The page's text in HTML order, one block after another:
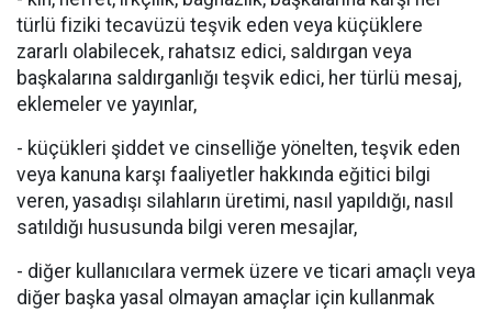
türlü fiziki tecavüzü teşvik eden veya küçüklere
zararlı olabilecek, rahatsız edici, saldırgan veya
başkalarına saldırganlığı teşvik edici, her türlü mesaj,
eklemeler ve yayınlar,
- küçükleri şiddet ve cinselliğe yönelten, teşvik eden
veya kanuna karşı faaliyetler hakkında eğitici bilgi
veren, yasadışı silahların üretimi, nasıl yapıldığı, nasıl
satıldığı hususunda bilgi veren mesajlar,
- diğer kullanıcılara vermek üzere ve ticari amaçlı veya
diğer başka yasal olmayan amaçlar için kullanmak